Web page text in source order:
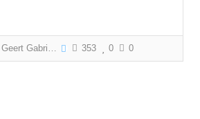
Geert Gabriëls 353 0 0